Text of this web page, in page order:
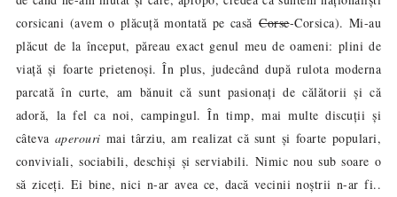
corsicani (avem o plăcuță montată pe casă Corse-Corsica). Mi-au
plăcut de la început, păreau exact genul meu de oameni: plini de
viață și foarte prietenoși. În plus, judecând după rulota moderna
parcată în curte, am bănuit că sunt pasionați de călătorii și că
adoră, la fel ca noi, campingul. În timp, mai multe discuții și
câteva aperouri mai târziu, am realizat că sunt și foarte populari,
conviviali, sociabili, deschiși și serviabili. Nimic nou sub soare o
să ziceți. Ei bine, nici n-ar avea ce, dacă vecinii noștrii n-ar fi..